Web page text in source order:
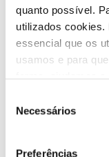
quanto possível.
utilizados
essencial que os
usamos e para
forma, ajudamos
simples possível
consulte a nossa
Necessários
Preferências
Multimedia